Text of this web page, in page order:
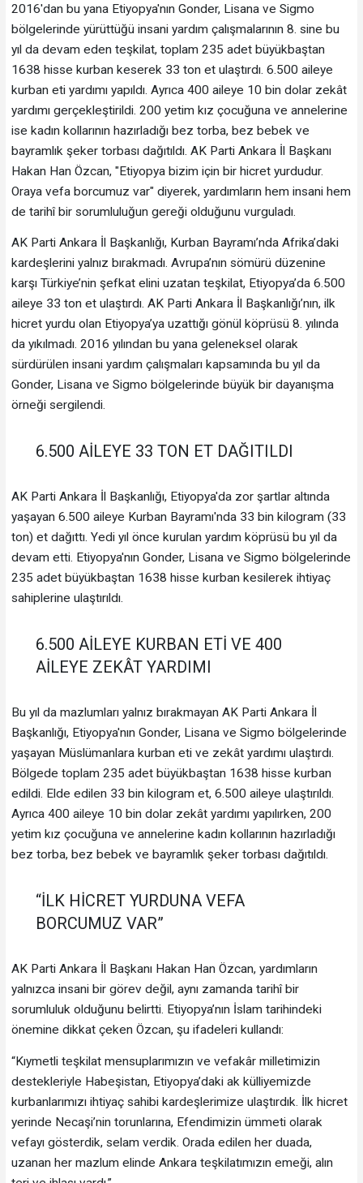
2016'dan bu yana Etiyopya'nın Gonder, Lisana ve Sigmo
bölgelerinde yürüttüğü insani yardım çalışmalarının 8. sine bu
yıl da devam eden teşkilat, toplam 235 adet büyükbaştan
1638 hisse kurban keserek 33 ton et ulaştırdı. 6.500 aileye
kurban eti yardımı yapıldı. Ayrıca 400 aileye 10 bin dolar zekât
yardımı gerçekleştirildi. 200 yetim kız çocuğuna ve annelerine
ise kadın kollarının hazırladığı bez torba, bez bebek ve
bayramlık şeker torbası dağıtıldı. AK Parti Ankara İl Başkanı
Hakan Han Özcan, "Etiyopya bizim için bir hicret yurdudur.
Oraya vefa borcumuz var" diyerek, yardımların hem insani hem
de tarihî bir sorumluluğun gereği olduğunu vurguladı.
AK Parti Ankara İl Başkanlığı, Kurban Bayramı’nda Afrika’daki
kardeşlerini yalnız bırakmadı. Avrupa’nın sömürü düzenine
karşı Türkiye’nin şefkat elini uzatan teşkilat, Etiyopya’da 6.500
aileye 33 ton et ulaştırdı. AK Parti Ankara İl Başkanlığı’nın, ilk
hicret yurdu olan Etiyopya’ya uzattığı gönül köprüsü 8. yılında
da yıkılmadı. 2016 yılından bu yana geleneksel olarak
sürdürülen insani yardım çalışmaları kapsamında bu yıl da
Gonder, Lisana ve Sigmo bölgelerinde büyük bir dayanışma
örneği sergilendi.
6.500 AİLEYE 33 TON ET DAĞITILDI
AK Parti Ankara İl Başkanlığı, Etiyopya'da zor şartlar altında
yaşayan 6.500 aileye Kurban Bayramı'nda 33 bin kilogram (33
ton) et dağıttı. Yedi yıl önce kurulan yardım köprüsü bu yıl da
devam etti. Etiyopya'nın Gonder, Lisana ve Sigmo bölgelerinde
235 adet büyükbaştan 1638 hisse kurban kesilerek ihtiyaç
sahiplerine ulaştırıldı.
6.500 AİLEYE KURBAN ETİ VE 400
AİLEYE ZEKÂT YARDIMI
Bu yıl da mazlumları yalnız bırakmayan AK Parti Ankara İl
Başkanlığı, Etiyopya'nın Gonder, Lisana ve Sigmo bölgelerinde
yaşayan Müslümanlara kurban eti ve zekât yardımı ulaştırdı.
Bölgede toplam 235 adet büyükbaştan 1638 hisse kurban
edildi. Elde edilen 33 bin kilogram et, 6.500 aileye ulaştırıldı.
Ayrıca 400 aileye 10 bin dolar zekât yardımı yapılırken, 200
yetim kız çocuğuna ve annelerine kadın kollarının hazırladığı
bez torba, bez bebek ve bayramlık şeker torbası dağıtıldı.
“İLK HİCRET YURDUNA VEFA
BORCUMUZ VAR”
AK Parti Ankara İl Başkanı Hakan Han Özcan, yardımların
yalnızca insani bir görev değil, aynı zamanda tarihî bir
sorumluluk olduğunu belirtti. Etiyopya’nın İslam tarihindeki
önemine dikkat çeken Özcan, şu ifadeleri kullandı:
“Kıymetli teşkilat mensuplarımızın ve vefakâr milletimizin
destekleriyle Habeşistan, Etiyopya’daki ak külliyemizde
kurbanlarımızı ihtiyaç sahibi kardeşlerimize ulaştırdık. İlk hicret
yerinde Necaşi’nin torunlarına, Efendimizin ümmeti olarak
vefayı gösterdik, selam verdik. Orada edilen her duada,
uzanan her mazlum elinde Ankara teşkilatımızın emeği, alın